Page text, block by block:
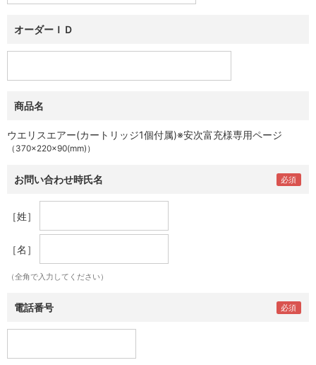
オーダーＩＤ
商品名
ウエリスエアー(カートリッジ1個付属)※安次富充様専用ページ
（370×220×90(mm)）
お問い合わせ時氏名
［姓］
［名］
（全角で入力してください）
電話番号